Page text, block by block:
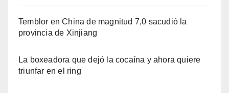
Temblor en China de magnitud 7,0 sacudió la
provincia de Xinjiang
La boxeadora que dejó la cocaína y ahora quiere
triunfar en el ring​